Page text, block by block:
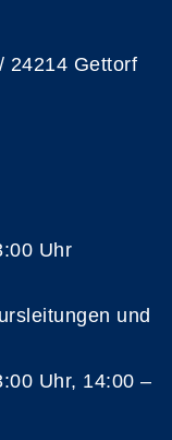
24214 Gettorf
Uhr
und
Uhr, 14:00 –